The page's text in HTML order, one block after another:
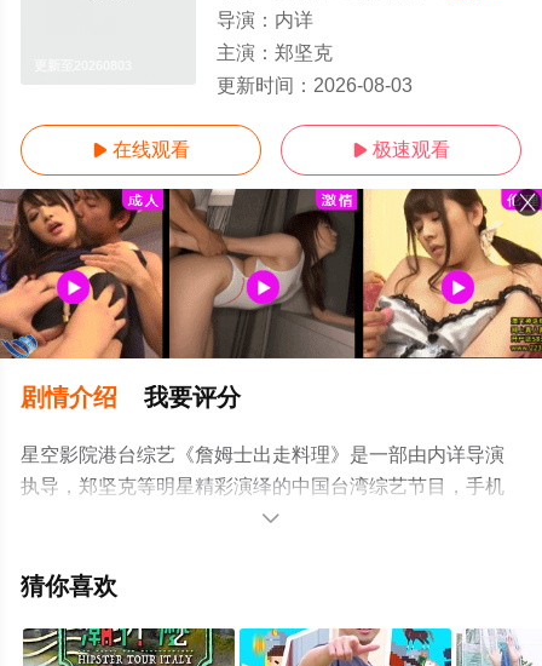
导演： 内详
主演： 郑坚克
更新时间： 2026-08-03
 在线观看  极速观看
剧情介绍 我要评分
星空影院港台综艺《詹姆士出走料理》是一部由内详导演
执导，郑坚克等明星精彩演绎的中国台湾综艺节目，手机
免费观看高清未删减完整版综艺节目就上星空电影网，更
解。

猜你喜欢